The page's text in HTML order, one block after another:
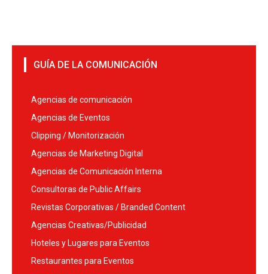
GUÍA DE LA COMUNICACIÓN
Agencias de comunicación
Agencias de Eventos
Clipping / Monitorización
Agencias de Marketing Digital
Agencias de Comunicación Interna
Consultoras de Public Affairs
Revistas Corporativas / Branded Content
Agencias Creativas/Publicidad
Hoteles y Lugares para Eventos
Restaurantes para Eventos